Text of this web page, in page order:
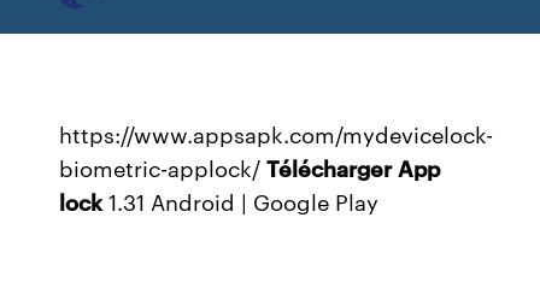
https://www.appsapk.com/mydevicelock-
biometric-applock/Télécharger App
lock1.31 Android | Google Play